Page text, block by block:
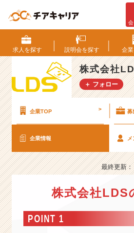
式
会
社
L
D
S
の
I
T
×
求人を探す 説明会を探す 企
株式会社
＋ フォロー
企業TOP > 募
企業情報
最終更新
株式会社LDS
POINT 1